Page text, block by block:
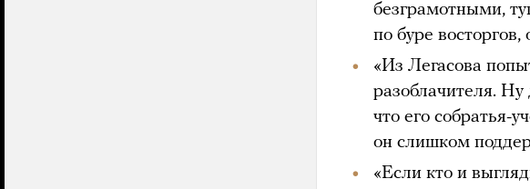
безграмотными,
по буре
«Из Легасова
разоблачителя. Ну
что его собратья-
он слишком
«Если кто и